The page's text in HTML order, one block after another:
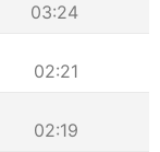
03:24
02:21
02:19